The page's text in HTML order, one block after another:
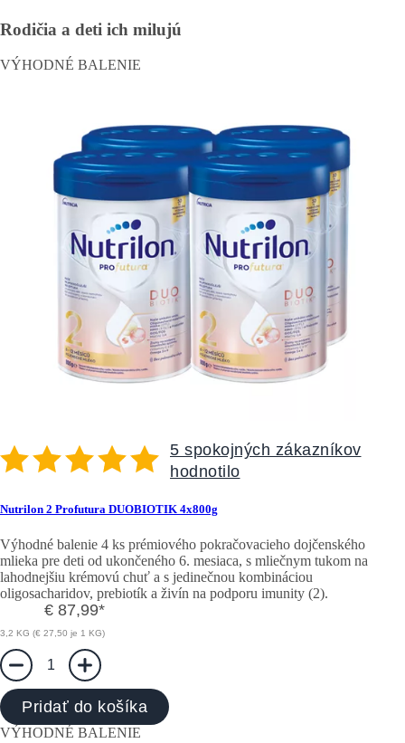
Rodičia a deti ich milujú
VÝHODNÉ BALENIE
5 spokojných zákazníkov
hodnotilo
Nutrilon 2 Profutura DUOBIOTIK 4x800g
Výhodné balenie 4 ks prémiového pokračovacieho dojčenského
mlieka pre deti od ukončeného 6. mesiaca, s mliečnym tukom na
lahodnejšiu krémovú chuť a s jedinečnou kombináciou
oligosacharidov, prebiotík a živín na podporu imunity (2).
€ 87,99*
3,2 KG (€ 27,50 je 1 KG)
1
Pridať do košíka
VÝHODNÉ BALENIE